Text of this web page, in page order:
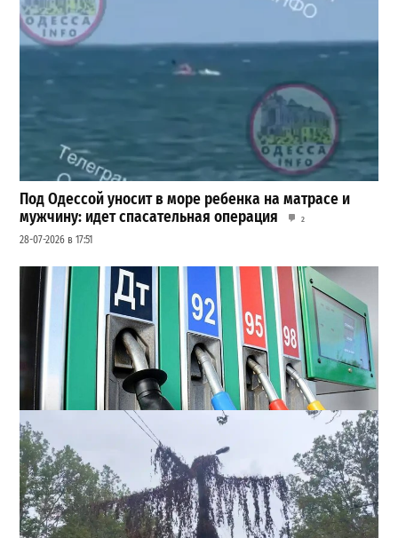
Под Одессой уносит в море ребенка на матрасе и
мужчину: идет спасательная операция
2
28-07-2026 в 17:51
Неприятный сюрприз для водителей Одессы: на АЗС
снова взлетели цены
2
28-07-2026 в 06:47